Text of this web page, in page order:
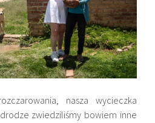
nasza wycieczka
zwiedziliśmy bowiem inne